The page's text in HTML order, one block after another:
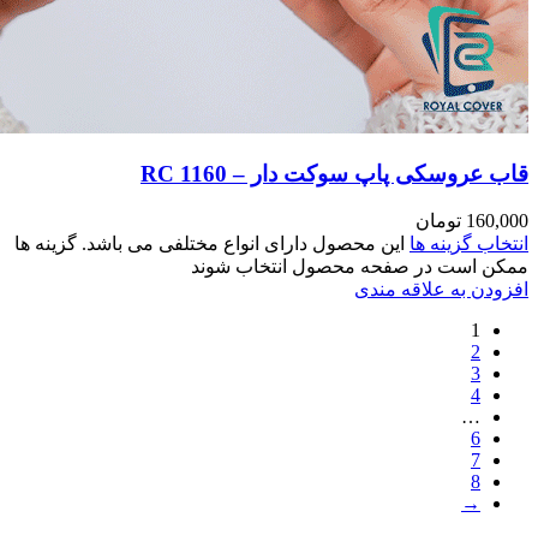
مختلفی می باشد. گزینه ها